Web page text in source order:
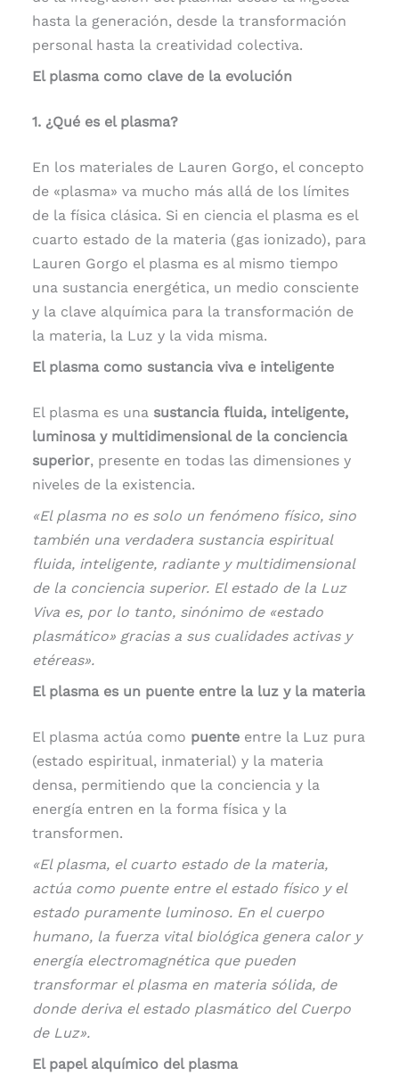
hasta la generación, desde la transformación
personal hasta la creatividad colectiva.
El plasma como clave de la evolución
1. ¿Qué es el plasma?
En los materiales de Lauren Gorgo, el concepto
de «plasma» va mucho más allá de los límites
de la física clásica. Si en ciencia el plasma es el
cuarto estado de la materia (gas ionizado), para
Lauren Gorgo el plasma es al mismo tiempo
una sustancia energética, un medio consciente
y la clave alquímica para la transformación de
la materia, la Luz y la vida misma.
El plasma como sustancia viva e inteligente
El plasma es una sustancia fluida, inteligente,
luminosa y multidimensional de la conciencia
superior, presente en todas las dimensiones y
niveles de la existencia.
«El plasma no es solo un fenómeno físico, sino
también una verdadera sustancia espiritual
fluida, inteligente, radiante y multidimensional
de la conciencia superior. El estado de la Luz
Viva es, por lo tanto, sinónimo de «estado
plasmático» gracias a sus cualidades activas y
etéreas».
El plasma es un puente entre la luz y la materia
El plasma actúa como puente entre la Luz pura
(estado espiritual, inmaterial) y la materia
densa, permitiendo que la conciencia y la
energía entren en la forma física y la
transformen.
«El plasma, el cuarto estado de la materia,
actúa como puente entre el estado físico y el
estado puramente luminoso. En el cuerpo
humano, la fuerza vital biológica genera calor y
energía electromagnética que pueden
transformar el plasma en materia sólida, de
donde deriva el estado plasmático del Cuerpo
de Luz».
El papel alquímico del plasma